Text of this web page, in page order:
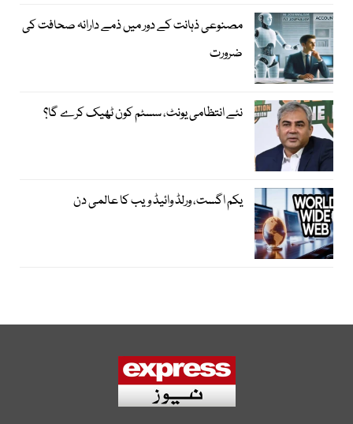
مصنوعی ذہانت کے دور میں ذمے دارانہ صحافت کی
ضرورت
نئے انتظامی یونٹ، سسٹم کون ٹھیک کرے گا؟
یکم اگست، ورلڈ وائیڈ ویب کا عالمی دن